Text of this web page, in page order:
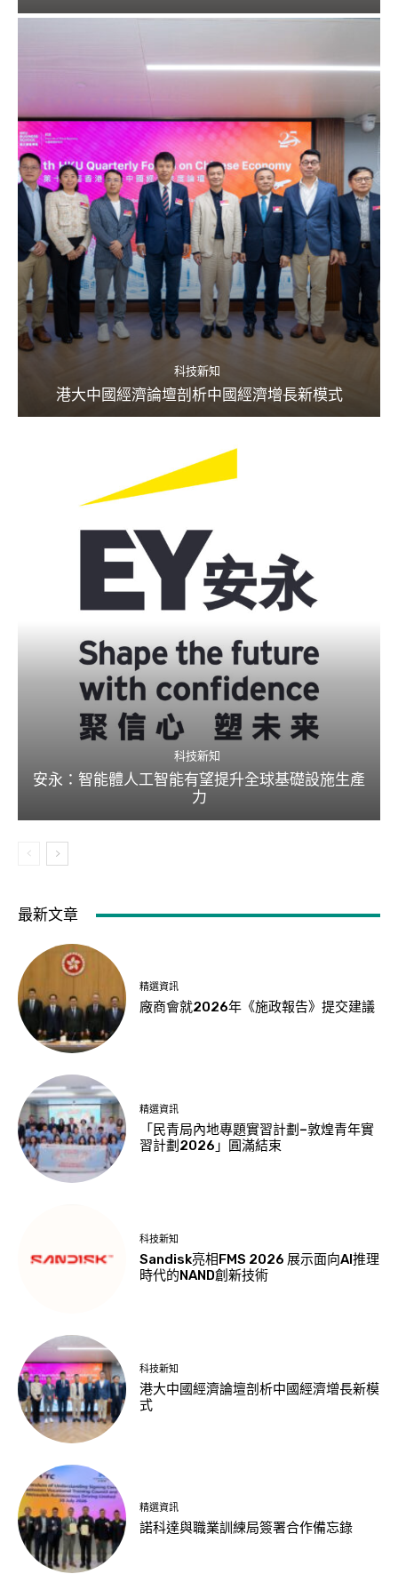
科技新知
港大中國經濟論壇剖析中國經濟增長新模式
科技新知
安永：智能體人工智能有望提升全球基礎設施生產
力
最新文章
精選資訊
廠商會就2026年《施政報告》提交建議
精選資訊
「民青局內地專題實習計劃–敦煌青年實
習計劃2026」圓滿結束
科技新知
Sandisk亮相FMS 2026 展示面向AI推理
時代的NAND創新技術
科技新知
港大中國經濟論壇剖析中國經濟增長新模
式
精選資訊
諾科達與職業訓練局簽署合作備忘錄